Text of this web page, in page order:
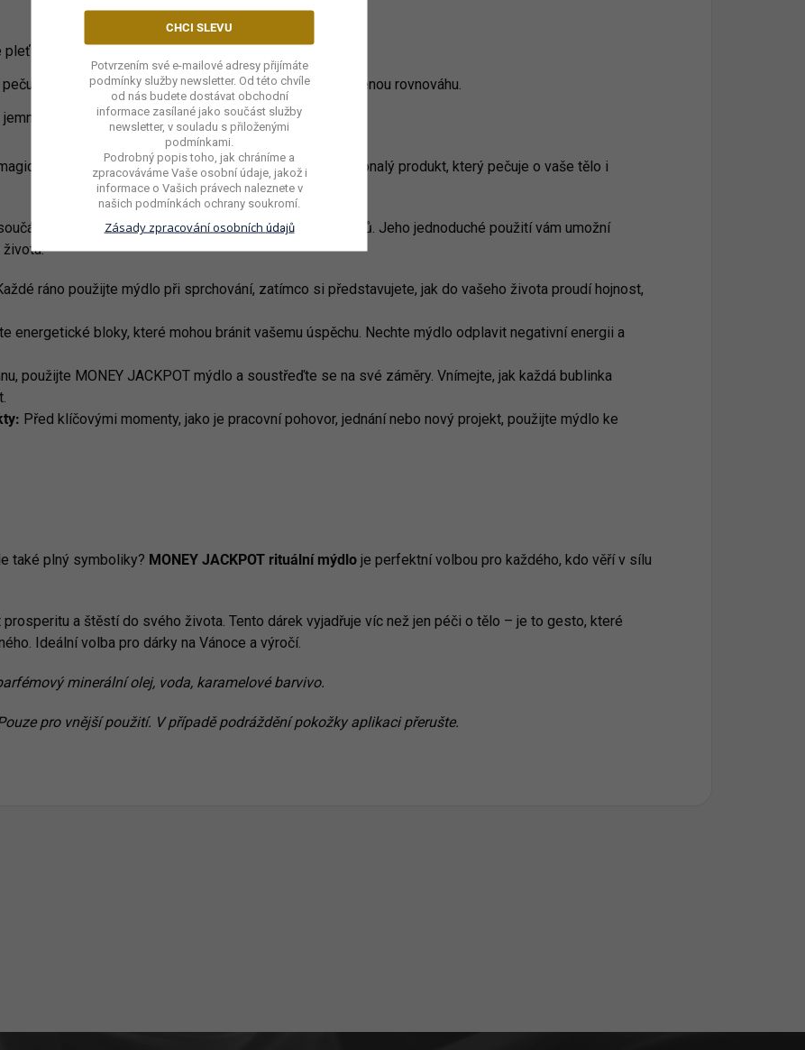
pleť bude po každém použití jemná, hebká a svěží.
o pokožku celého těla a pomáhá obnovit její přirozenou rovnováhu.
čistí pokožku a chrání ji před vysoušením.
vlastností mýdla MONEY JACKPOT vytváří dokonalý produkt, který pečuje o vaše tělo i
vašich každodenních rituálů i speciálních okamžiků. Jeho jednoduché použití vám umožní
ráno použijte mýdlo při sprchování, zatímco si představujete, jak do vašeho života proudí hojnost,
energetické bloky, které mohou bránit vašemu úspěchu. Nechte mýdlo odplavit negativní energii a
použijte MONEY JACKPOT mýdlo a soustřeďte se na své záměry. Vnímejte, jak každá bublinka
Před klíčovými momenty, jako je pracovní pohovor, jednání nebo nový projekt, použijte mýdlo ke
také plný symboliky? MONEY JACKPOT rituální mýdlo je perfektní volbou pro každého, kdo věří v sílu
a štěstí do svého života. Tento dárek vyjadřuje víc než jen péči o tělo – je to gesto, které
Ideální volba pro dárky na Vánoce a výročí.
minerální olej, voda, karamelové barvivo.
pro vnější použití. V případě podráždění pokožky aplikaci přerušte.
CHCI SLEVU
Potvrzením své e-mailové adresy přijímáte
podmínky služby newsletter. Od této chvíle
od nás budete dostávat obchodní
informace zasílané jako součást služby
newsletter, v souladu s přiloženými
podmínkami.
Podrobný popis toho, jak chráníme a
zpracováváme Vaše osobní údaje, jakož i
informace o Vašich právech naleznete v
našich podmínkách ochrany soukromí.
Zásady zpracování osobních údajů